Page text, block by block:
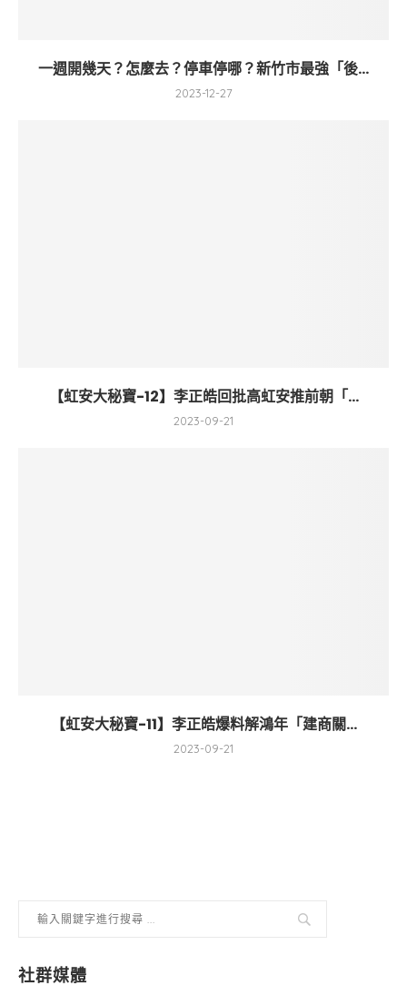
一週開幾天？怎麼去？停車停哪？新竹市最強「後...
2023-12-27
【虹安大秘寶-12】李正皓回批高虹安推前朝「...
2023-09-21
【虹安大秘寶-11】李正皓爆料解鴻年「建商關...
2023-09-21
社群媒體